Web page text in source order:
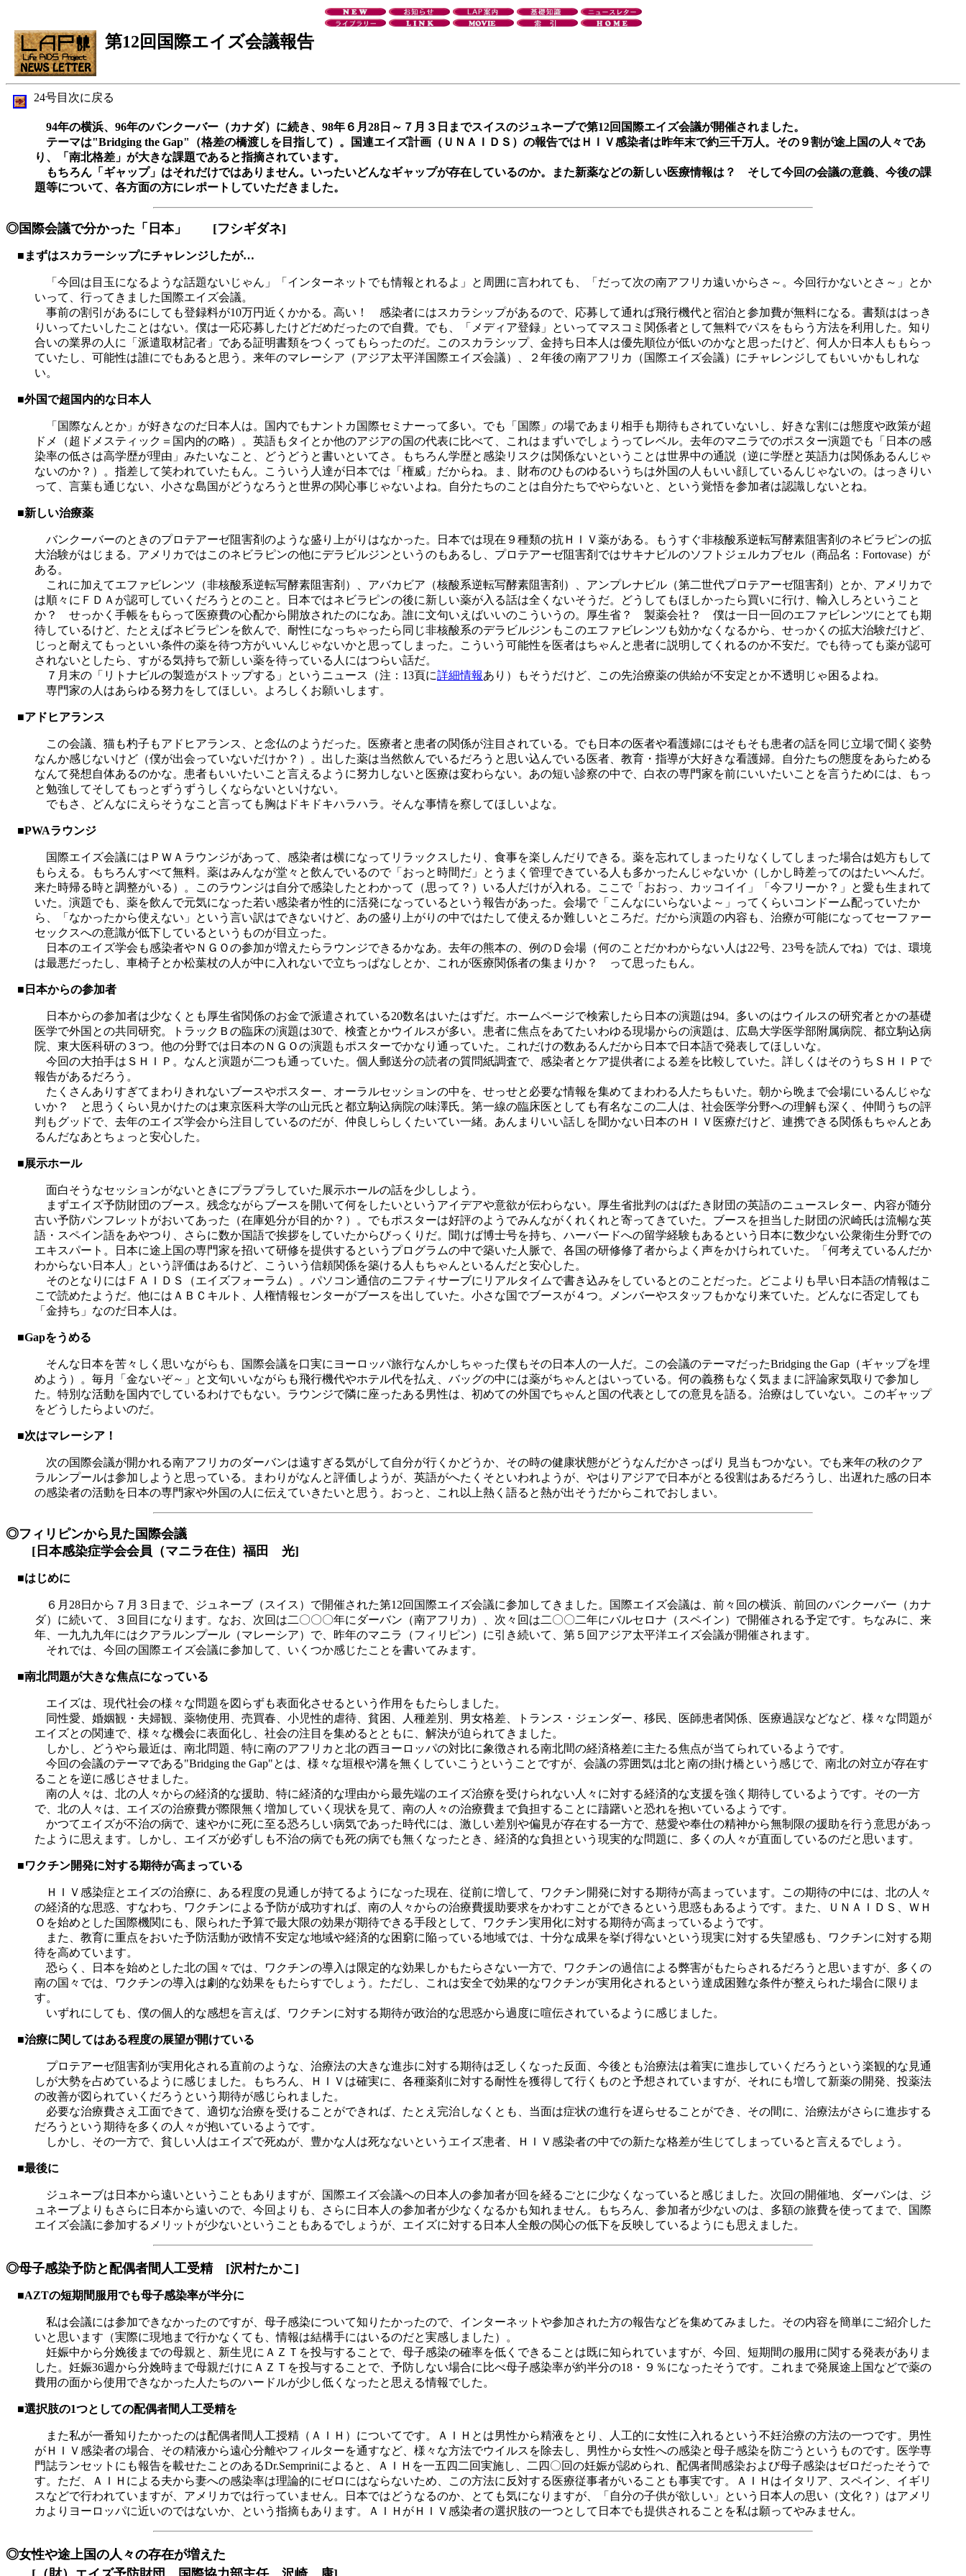
第12回国際エイズ会議報告
24号目次に戻る
94年の横浜、96年のバンクーバー（カナダ）に続き、98年６月28日～７月３日までスイスのジュネーブで第12回国際エイズ会議が開催されました。
テーマは"Bridging the Gap"（格差の橋渡しを目指して）。国連エイズ計画（ＵＮＡＩＤＳ）の報告ではＨＩＶ感染者は昨年末で約三千万人。その９割が途上国の人々であ
り、「南北格差」が大きな課題であると指摘されています。
もちろん「ギャップ」はそれだけではありません。いったいどんなギャップが存在しているのか。また新薬などの新しい医療情報は？ そして今回の会議の意義、今後の課
題等について、各方面の方にレポートしていただきました。
◎国際会議で分かった「日本」 [フシギダネ]
■まずはスカラーシップにチャレンジしたが…
「今回は目玉になるような話題ないじゃん」「インターネットでも情報とれるよ」と周囲に言われても、「だって次の南アフリカ遠いからさ～。今回行かないとさ～」とか
いって、行ってきました国際エイズ会議。
事前の割引があるにしても登録料が10万円近くかかる。高い！ 感染者にはスカラシップがあるので、応募して通れば飛行機代と宿泊と参加費が無料になる。書類ははっき
りいってたいしたことはない。僕は一応応募したけどだめだったので自費。でも、「メディア登録」といってマスコミ関係者として無料でパスをもらう方法を利用した。知り
合いの業界の人に「派遣取材記者」である証明書類をつくってもらったのだ。このスカラシップ、金持ち日本人は優先順位が低いのかなと思ったけど、何人か日本人ももらっ
ていたし、可能性は誰にでもあると思う。来年のマレーシア（アジア太平洋国際エイズ会議）、２年後の南アフリカ（国際エイズ会議）にチャレンジしてもいいかもしれな
い。
■外国で超国内的な日本人
「国際なんとか」が好きなのだ日本人は。国内でもナントカ国際セミナーって多い。でも「国際」の場であまり相手も期待もされていないし、好きな割には態度や政策が超
ドメ（超ドメスティック＝国内的の略）。英語もタイとか他のアジアの国の代表に比べて、これはまずいでしょうってレベル。去年のマニラでのポスター演題でも「日本の感
染率の低さは高学歴が理由」みたいなこと、どうどうと書いといてさ。もちろん学歴と感染リスクは関係ないということは世界中の通説（逆に学歴と英語力は関係あるんじゃ
ないのか？）。指差して笑われていたもん。こういう人達が日本では「権威」だからね。ま、財布のひものゆるいうちは外国の人もいい顔しているんじゃないの。はっきりい
って、言葉も通じない、小さな島国がどうなろうと世界の関心事じゃないよね。自分たちのことは自分たちでやらないと、という覚悟を参加者は認識しないとね。
■新しい治療薬
バンクーバーのときのプロテアーゼ阻害剤のような盛り上がりはなかった。日本では現在９種類の抗ＨＩＶ薬がある。もうすぐ非核酸系逆転写酵素阻害剤のネビラピンの拡
大治験がはじまる。アメリカではこのネビラピンの他にデラビルジンというのもあるし、プロテアーゼ阻害剤ではサキナビルのソフトジェルカプセル（商品名：Fortovase）が
ある。
これに加えてエファビレンツ（非核酸系逆転写酵素阻害剤）、アバカビア（核酸系逆転写酵素阻害剤）、アンプレナビル（第二世代プロテアーゼ阻害剤）とか、アメリカで
は順々にＦＤＡが認可していくだろうとのこと。日本ではネビラピンの後に新しい薬が入る話は全くないそうだ。どうしてもほしかったら買いに行け、輸入しろということ
か？ せっかく手帳をもらって医療費の心配から開放されたのになあ。誰に文句いえばいいのこういうの。厚生省？ 製薬会社？ 僕は一日一回のエファビレンツにとても期
待しているけど、たとえばネビラピンを飲んで、耐性になっちゃったら同じ非核酸系のデラビルジンもこのエファビレンツも効かなくなるから、せっかくの拡大治験だけど、
じっと耐えてもっといい条件の薬を待つ方がいいんじゃないかと思ってしまった。こういう可能性を医者はちゃんと患者に説明してくれるのか不安だ。でも待っても薬が認可
されないとしたら、すがる気持ちで新しい薬を待っている人にはつらい話だ。
７月末の「リトナビルの製造がストップする」というニュース（注：13頁に詳細情報あり）もそうだけど、この先治療薬の供給が不安定とか不透明じゃ困るよね。
専門家の人はあらゆる努力をしてほしい。よろしくお願いします。
■アドヒアランス
この会議、猫も杓子もアドヒアランス、と念仏のようだった。医療者と患者の関係が注目されている。でも日本の医者や看護婦にはそもそも患者の話を同じ立場で聞く姿勢
なんか感じないけど（僕が出会っていないだけか？）。出した薬は当然飲んでいるだろうと思い込んでいる医者、教育・指導が大好きな看護婦。自分たちの態度をあらためる
なんて発想自体あるのかな。患者もいいたいこと言えるように努力しないと医療は変わらない。あの短い診察の中で、白衣の専門家を前にいいたいことを言うためには、もっ
と勉強してそしてもっとずうずうしくならないといけない。
でもさ、どんなにえらそうなこと言っても胸はドキドキハラハラ。そんな事情を察してほしいよな。
■PWAラウンジ
国際エイズ会議にはＰＷＡラウンジがあって、感染者は横になってリラックスしたり、食事を楽しんだりできる。薬を忘れてしまったりなくしてしまった場合は処方もして
もらえる。もちろんすべて無料。薬はみんなが堂々と飲んでいるので「おっと時間だ」とうまく管理できている人も多かったんじゃないか（しかし時差ってのはたいへんだ。
来た時帰る時と調整がいる）。このラウンジは自分で感染したとわかって（思って？）いる人だけが入れる。ここで「おおっ、カッコイイ」「今フリーか？」と愛も生まれて
いた。演題でも、薬を飲んで元気になった若い感染者が性的に活発になっているという報告があった。会場で「こんなにいらないよ～」ってくらいコンドーム配っていたか
ら、「なかったから使えない」という言い訳はできないけど、あの盛り上がりの中ではたして使えるか難しいところだ。だから演題の内容も、治療が可能になってセーファー
セックスへの意識が低下しているというものが目立った。
日本のエイズ学会も感染者やＮＧＯの参加が増えたらラウンジできるかなあ。去年の熊本の、例のＤ会場（何のことだかわからない人は22号、23号を読んでね）では、環境
は最悪だったし、車椅子とか松葉杖の人が中に入れないで立ちっぱなしとか、これが医療関係者の集まりか？ って思ったもん。
■日本からの参加者
日本からの参加者は少なくとも厚生省関係のお金で派遣されている20数名はいたはずだ。ホームページで検索したら日本の演題は94。多いのはウイルスの研究者とかの基礎
医学で外国との共同研究。トラックＢの臨床の演題は30で、検査とかウイルスが多い。患者に焦点をあてたいわゆる現場からの演題は、広島大学医学部附属病院、都立駒込病
院、東大医科研の３つ。他の分野では日本のＮＧＯの演題もポスターでかなり通っていた。これだけの数あるんだから日本で日本語で発表してほしいな。
今回の大拍手はＳＨＩＰ。なんと演題が二つも通っていた。個人郵送分の読者の質問紙調査で、感染者とケア提供者による差を比較していた。詳しくはそのうちＳＨＩＰで
報告があるだろう。
たくさんありすぎてまわりきれないブースやポスター、オーラルセッションの中を、せっせと必要な情報を集めてまわわる人たちもいた。朝から晩まで会場にいるんじゃな
いか？ と思うくらい見かけたのは東京医科大学の山元氏と都立駒込病院の味澤氏。第一線の臨床医としても有名なこの二人は、社会医学分野への理解も深く、仲間うちの評
判もグッドで、去年のエイズ学会から注目しているのだが、仲良しらしくたいてい一緒。あんまりいい話しを聞かない日本のＨＩＶ医療だけど、連携できる関係もちゃんとあ
るんだなあとちょっと安心した。
■展示ホール
面白そうなセッションがないときにプラプラしていた展示ホールの話を少ししよう。
まずエイズ予防財団のブース。残念ながらブースを開いて何をしたいというアイデアや意欲が伝わらない。厚生省批判のはばたき財団の英語のニュースレター、内容が随分
古い予防パンフレットがおいてあった（在庫処分が目的か？）。でもポスターは好評のようでみんながくれくれと寄ってきていた。ブースを担当した財団の沢崎氏は流暢な英
語・スペイン語をあやつり、さらに数か国語で挨拶をしていたからびっくりだ。聞けば博士号を持ち、ハーバードへの留学経験もあるという日本に数少ない公衆衛生分野での
エキスパート。日本に途上国の専門家を招いて研修を提供するというプログラムの中で築いた人脈で、各国の研修修了者からよく声をかけられていた。「何考えているんだか
わからない日本人」という評価はあるけど、こういう信頼関係を築ける人もちゃんといるんだと安心した。
そのとなりにはＦＡＩＤＳ（エイズフォーラム）。パソコン通信のニフティサーブにリアルタイムで書き込みをしているとのことだった。どこよりも早い日本語の情報はこ
こで読めたようだ。他にはＡＢＣキルト、人権情報センターがブースを出していた。小さな国でブースが４つ。メンバーやスタッフもかなり来ていた。どんなに否定しても
「金持ち」なのだ日本人は。
■Gapをうめる
そんな日本を苦々しく思いながらも、国際会議を口実にヨーロッパ旅行なんかしちゃった僕もその日本人の一人だ。この会議のテーマだったBridging the Gap（ギャップを埋
めよう）。毎月「金ないぞ～」と文句いいながらも飛行機代やホテル代を払え、バッグの中には薬がちゃんとはいっている。何の義務もなく気ままに評論家気取りで参加し
た。特別な活動を国内でしているわけでもない。ラウンジで隣に座ったある男性は、初めての外国でちゃんと国の代表としての意見を語る。治療はしていない。このギャップ
をどうしたらよいのだ。
■次はマレーシア！
次の国際会議が開かれる南アフリカのダーバンは遠すぎる気がして自分が行くかどうか、その時の健康状態がどうなんだかさっぱり 見当もつかない。でも来年の秋のクア
ラルンプールは参加しようと思っている。まわりがなんと評価しようが、英語がへたくそといわれようが、やはりアジアで日本がとる役割はあるだろうし、出遅れた感の日本
の感染者の活動を日本の専門家や外国の人に伝えていきたいと思う。おっと、これ以上熱く語ると熱が出そうだからこれでおしまい。
◎フィリピンから見た国際会議
[日本感染症学会会員（マニラ在住）福田 光]
■はじめに
６月28日から７月３日まで、ジュネーブ（スイス）で開催された第12回国際エイズ会議に参加してきました。国際エイズ会議は、前々回の横浜、前回のバンクーバー（カナ
ダ）に続いて、３回目になります。なお、次回は二〇〇〇年にダーバン（南アフリカ）、次々回は二〇〇二年にバルセロナ（スペイン）で開催される予定です。ちなみに、来
年、一九九九年にはクアラルンプール（マレーシア）で、昨年のマニラ（フィリピン）に引き続いて、第５回アジア太平洋エイズ会議が開催されます。
それでは、今回の国際エイズ会議に参加して、いくつか感じたことを書いてみます。
■南北問題が大きな焦点になっている
エイズは、現代社会の様々な問題を図らずも表面化させるという作用をもたらしました。
同性愛、婚姻観・夫婦観、薬物使用、売買春、小児性的虐待、貧困、人種差別、男女格差、トランス・ジェンダー、移民、医師患者関係、医療過誤などなど、様々な問題が
エイズとの関連で、様々な機会に表面化し、社会の注目を集めるとともに、解決が迫られてきました。
しかし、どうやら最近は、南北問題、特に南のアフリカと北の西ヨーロッパの対比に象徴される南北間の経済格差に主たる焦点が当てられているようです。
今回の会議のテーマである"Bridging the Gap"とは、様々な垣根や溝を無くしていこうということですが、会議の雰囲気は北と南の掛け橋という感じで、南北の対立が存在す
ることを逆に感じさせました。
南の人々は、北の人々からの経済的な援助、特に経済的な理由から最先端のエイズ治療を受けられない人々に対する経済的な支援を強く期待しているようです。その一方
で、北の人々は、エイズの治療費が際限無く増加していく現状を見て、南の人々の治療費まで負担することに躊躇いと恐れを抱いているようです。
かつてエイズが不治の病で、速やかに死に至る恐ろしい病気であった時代には、激しい差別や偏見が存在する一方で、慈愛や奉仕の精神から無制限の援助を行う意思があっ
たように思えます。しかし、エイズが必ずしも不治の病でも死の病でも無くなったとき、経済的な負担という現実的な問題に、多くの人々が直面しているのだと思います。
■ワクチン開発に対する期待が高まっている
ＨＩＶ感染症とエイズの治療に、ある程度の見通しが持てるようになった現在、従前に増して、ワクチン開発に対する期待が高まっています。この期待の中には、北の人々
の経済的な思惑、すなわち、ワクチンによる予防が成功すれば、南の人々からの治療費援助要求をかわすことができるという思惑もあるようです。また、ＵＮＡＩＤＳ、ＷＨ
Ｏを始めとした国際機関にも、限られた予算で最大限の効果が期待できる手段として、ワクチン実用化に対する期待が高まっているようです。
また、教育に重点をおいた予防活動が政情不安定な地域や経済的な困窮に陥っている地域では、十分な成果を挙げ得ないという現実に対する失望感も、ワクチンに対する期
待を高めています。
恐らく、日本を始めとした北の国々では、ワクチンの導入は限定的な効果しかもたらさない一方で、ワクチンの過信による弊害がもたらされるだろうと思いますが、多くの
南の国々では、ワクチンの導入は劇的な効果をもたらすでしょう。ただし、これは安全で効果的なワクチンが実用化されるという達成困難な条件が整えられた場合に限りま
す。
いずれにしても、僕の個人的な感想を言えば、ワクチンに対する期待が政治的な思惑から過度に喧伝されているように感じました。
■治療に関してはある程度の展望が開けている
プロテアーゼ阻害剤が実用化される直前のような、治療法の大きな進歩に対する期待は乏しくなった反面、今後とも治療法は着実に進歩していくだろうという楽観的な見通
しが大勢を占めているように感じました。もちろん、ＨＩＶは確実に、各種薬剤に対する耐性を獲得して行くものと予想されていますが、それにも増して新薬の開発、投薬法
の改善が図られていくだろうという期待が感じられました。
必要な治療費さえ工面できて、適切な治療を受けることができれば、たとえ完治しなくとも、当面は症状の進行を遅らせることができ、その間に、治療法がさらに進歩する
だろうという期待を多くの人々が抱いているようです。
しかし、その一方で、貧しい人はエイズで死ぬが、豊かな人は死なないというエイズ患者、ＨＩＶ感染者の中での新たな格差が生じてしまっていると言えるでしょう。
■最後に
ジュネーブは日本から遠いということもありますが、国際エイズ会議への日本人の参加者が回を経るごとに少なくなっていると感じました。次回の開催地、ダーバンは、ジ
ュネーブよりもさらに日本から遠いので、今回よりも、さらに日本人の参加者が少なくなるかも知れません。もちろん、参加者が少ないのは、多額の旅費を使ってまで、国際
エイズ会議に参加するメリットが少ないということもあるでしょうが、エイズに対する日本人全般の関心の低下を反映しているようにも思えました。
◎母子感染予防と配偶者間人工受精 [沢村たかこ]
■AZTの短期間服用でも母子感染率が半分に
私は会議には参加できなかったのですが、母子感染について知りたかったので、インターネットや参加された方の報告などを集めてみました。その内容を簡単にご紹介した
いと思います（実際に現地まで行かなくても、情報は結構手にはいるのだと実感しました）。
妊娠中から分娩後までの母親と、新生児にＡＺＴを投与することで、母子感染の確率を低くできることは既に知られていますが、今回、短期間の服用に関する発表がありま
した。妊娠36週から分娩時まで母親だけにＡＺＴを投与することで、予防しない場合に比べ母子感染率が約半分の18・９％になったそうです。これまで発展途上国などで薬の
費用の面から使用できなかった人たちのハードルが少し低くなったと思える情報でした。
■選択肢の1つとしての配偶者間人工受精を
また私が一番知りたかったのは配偶者間人工授精（ＡＩＨ）についてです。ＡＩＨとは男性から精液をとり、人工的に女性に入れるという不妊治療の方法の一つです。男性
がＨＩＶ感染者の場合、その精液から遠心分離やフィルターを通すなど、様々な方法でウイルスを除去し、男性から女性への感染と母子感染を防ごうというものです。医学専
門誌ランセットにも報告を載せたことのあるDr.Sempriniによると、ＡＩＨを一五四二回実施し、二四〇回の妊娠が認められ、配偶者間感染および母子感染はゼロだったそうで
す。ただ、ＡＩＨによる夫から妻への感染率は理論的にゼロにはならないため、この方法に反対する医療従事者がいることも事実です。ＡＩＨはイタリア、スペイン、イギリ
スなどで行われていますが、アメリカでは行っていません。日本ではどうなるのか、とても気になりますが、「自分の子供が欲しい」という日本人の思い（文化？）はアメリ
カよりヨーロッパに近いのではないか、という指摘もあります。ＡＩＨがＨＩＶ感染者の選択肢の一つとして日本でも提供されることを私は願ってやみません。
◎女性や途上国の人々の存在が増えた